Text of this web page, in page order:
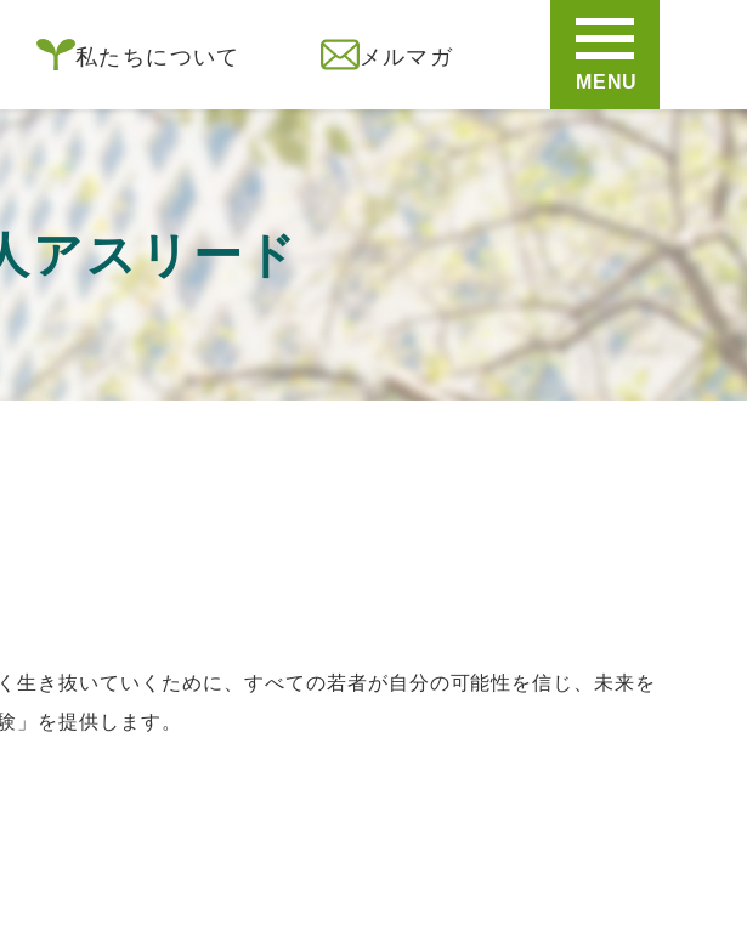
私たちについて メルマガ
MENU
アスリード
生き抜いていくために、すべての若者が自分の可能性を信じ、未来を
」を提供します。